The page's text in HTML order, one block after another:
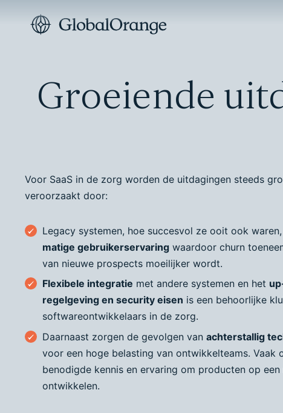
Groeiende
Voor SaaS in de zorg worden de uitdagingen steeds
veroorzaakt door:
Legacy systemen, hoe succesvol ze ooit ook
matige gebruikerservaring waardoor churn
van nieuwe prospects moeilijker wordt.
Flexibele integratie met andere systemen en het
regelgeving en security eisen is een behoorlijke
softwareontwikkelaars in de zorg.
Daarnaast zorgen de gevolgen van achterstallig
voor een hoge belasting van ontwikkelteams. Vaak
benodigde kennis en ervaring om producten op
ontwikkelen.